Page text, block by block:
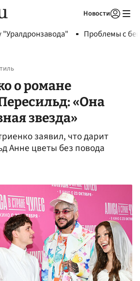
Новости
"Уралдронзавода" Проблемы с
о романе
«Она
звезда»
заявил, что дарит
Анне цветы без повода